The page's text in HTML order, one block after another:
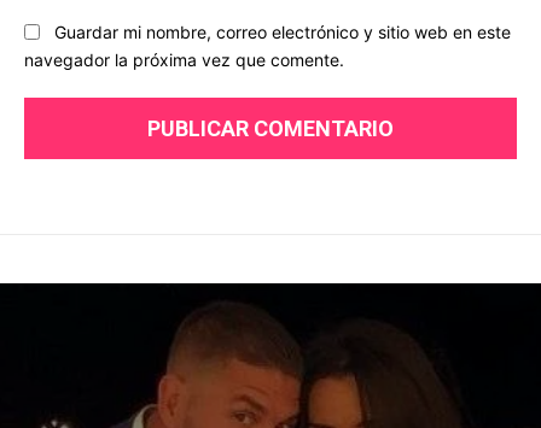
Guardar mi nombre, correo electrónico y sitio web en este
navegador la próxima vez que comente.